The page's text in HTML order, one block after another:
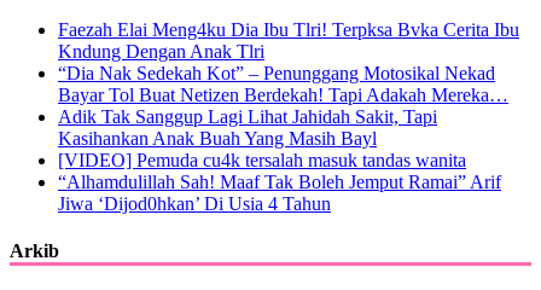
Faezah Elai Meng4ku Dia Ibu Tlri! Terpksa Bvka Cerita Ibu
Kndung Dengan Anak Tlri
“Dia Nak Sedekah Kot” – Penunggang Motosikal Nekad
Bayar Tol Buat Netizen Berdekah! Tapi Adakah Mereka…
Adik Tak Sanggup Lagi Lihat Jahidah Sakit, Tapi
Kasihankan Anak Buah Yang Masih Bayl
[VIDEO] Pemuda cu4k tersalah masuk tandas wanita
“Alhamdulillah Sah! Maaf Tak Boleh Jemput Ramai” Arif
Jiwa ‘Dijod0hkan’ Di Usia 4 Tahun
Arkib